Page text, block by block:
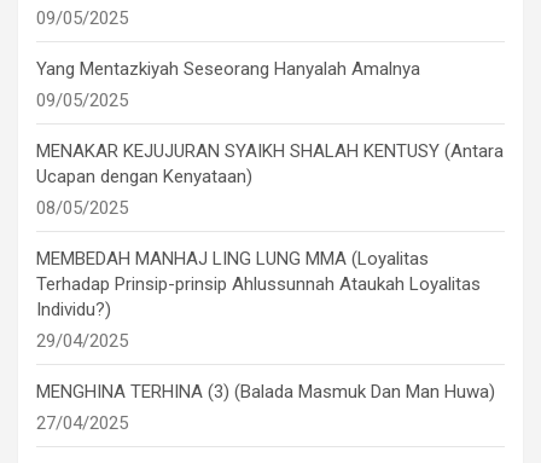
09/05/2025
Yang Mentazkiyah Seseorang Hanyalah Amalnya
09/05/2025
MENAKAR KEJUJURAN SYAIKH SHALAH KENTUSY (Antara
Ucapan dengan Kenyataan)
08/05/2025
MEMBEDAH MANHAJ LING LUNG MMA (Loyalitas
Terhadap Prinsip-prinsip Ahlussunnah Ataukah Loyalitas
Individu?)
29/04/2025
MENGHINA TERHINA (3) (Balada Masmuk Dan Man Huwa)
27/04/2025